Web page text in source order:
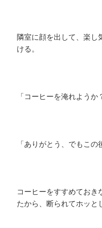
隣室に顔を出して、楽し
ける。
「コーヒーを淹れようか
「ありがとう、でもこの
コーヒーをすすめておき
たから、断られてホッと